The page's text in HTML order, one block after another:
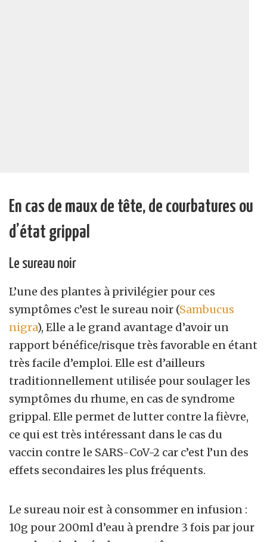
En cas de maux de tête, de courbatures ou
d’état grippal
Le sureau noir
L’une des plantes à privilégier pour ces
symptômes c’est le sureau noir (Sambucus
nigra), Elle a le grand avantage d’avoir un
rapport bénéfice/risque très favorable en étant
très facile d’emploi. Elle est d’ailleurs
traditionnellement utilisée pour soulager les
symptômes du rhume, en cas de syndrome
grippal. Elle permet de lutter contre la fièvre,
ce qui est très intéressant dans le cas du
vaccin contre le SARS-CoV-2 car c’est l’un des
effets secondaires les plus fréquents.
Le sureau noir est à consommer en infusion :
10g pour 200ml d’eau à prendre 3 fois par jour